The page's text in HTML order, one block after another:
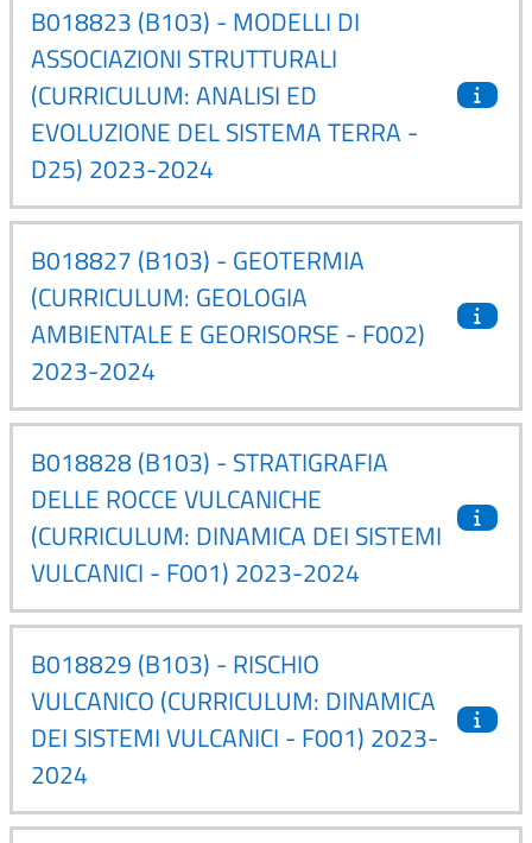
B018823 (B103) - MODELLI DI
ASSOCIAZIONI STRUTTURALI
(CURRICULUM: ANALISI ED
EVOLUZIONE DEL SISTEMA TERRA -
D25) 2023-2024
B018827 (B103) - GEOTERMIA
(CURRICULUM: GEOLOGIA
AMBIENTALE E GEORISORSE - F002)
2023-2024
B018828 (B103) - STRATIGRAFIA
DELLE ROCCE VULCANICHE
(CURRICULUM: DINAMICA DEI SISTEMI
VULCANICI - F001) 2023-2024
B018829 (B103) - RISCHIO
VULCANICO (CURRICULUM: DINAMICA
DEI SISTEMI VULCANICI - F001) 2023-
2024